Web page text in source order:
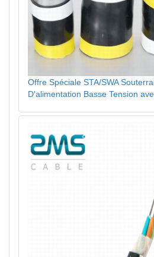
Offre Spéciale STA/SWA
D'alimentation Basse Tension